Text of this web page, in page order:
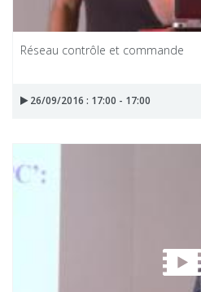
Réseau contrôle et commande
26/09/2016 : 17:00 - 17:00